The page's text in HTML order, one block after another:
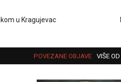
u Kragujevac
POVEZANE OBJAVE VIŠE